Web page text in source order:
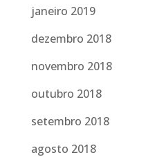
janeiro 2019
dezembro 2018
novembro 2018
outubro 2018
setembro 2018
agosto 2018